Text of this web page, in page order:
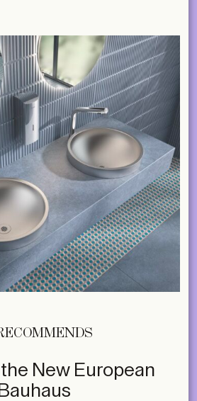
New European
Bauhaus